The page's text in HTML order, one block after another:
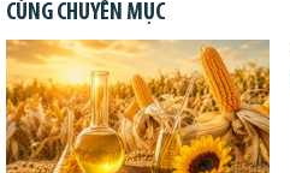
CÙNG CHUYÊN MỤC